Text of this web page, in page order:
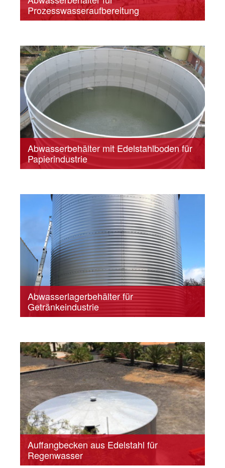
Prozesswasseraufbereitung
Abwasserbehälter mit Edelstahlboden für
Papierindustrie
Abwasserlagerbehälter für
Getränkeindustrie
Auffangbecken aus Edelstahl für
Regenwasser